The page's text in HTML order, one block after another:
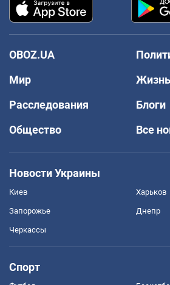
OBOZ.UA
Мир
Жизнь
Расследования
Блоги
Общество
Все
Новости Украины
Киев Харьков
Запорожье Днепр
Черкассы
Спорт